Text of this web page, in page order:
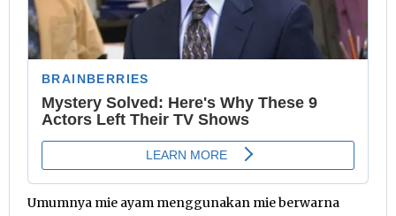
Umumnya mie ayam menggunakan mie berwarna